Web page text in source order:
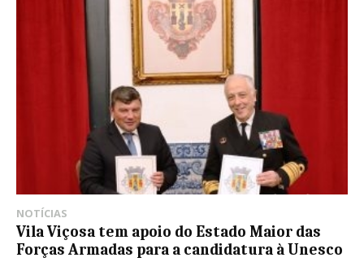
NOTÍCIAS
Vila Viçosa tem apoio do Estado Maior das
Forças Armadas para a candidatura à Unesco